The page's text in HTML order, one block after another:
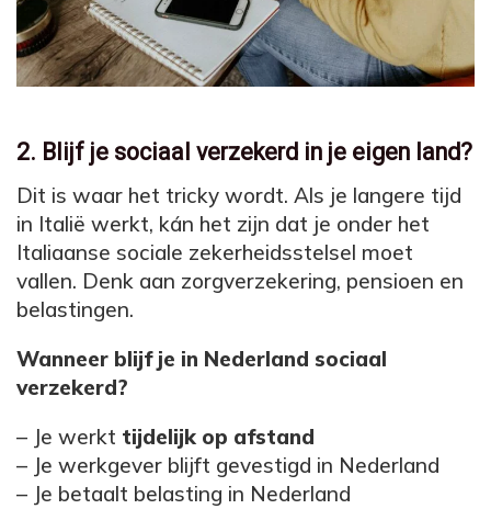
2. Blijf je sociaal verzekerd in je eigen land?
Dit is waar het tricky wordt. Als je langere tijd
in Italië werkt, kán het zijn dat je onder het
Italiaanse sociale zekerheidsstelsel moet
vallen. Denk aan zorgverzekering, pensioen en
belastingen.
Wanneer blijf je in Nederland sociaal
verzekerd?
– Je werkt tijdelijk op afstand
– Je werkgever blijft gevestigd in Nederland
– Je betaalt belasting in Nederland